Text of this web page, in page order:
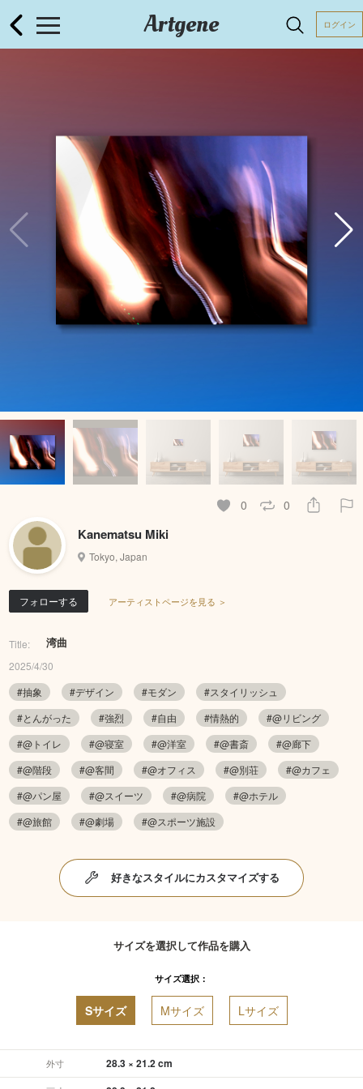
Artgene ログイン
0 0
Kanematsu Miki
Tokyo, Japan
フォローする アーティストページを見る ＞
Title: 湾曲
2025/4/30
#抽象
#デザイン #モダン
#スタイリッシュ
#とんがった
#強烈 #自由 #情熱的
#@リビング
#@トイレ
#@寝室 #@洋室 #@書斎
#@廊下
#@階段
#@客間 #@オフィス #@別荘
#@カフェ
#@パン屋
#@スイーツ #@病院
#@ホテル
#@旅館
#@劇場 #@スポーツ施設
好きなスタイルにカスタマイズする
サイズを選択して作品を購入
サイズ選択：
Sサイズ Mサイズ Lサイズ
外寸 28.3 × 21.2 cm